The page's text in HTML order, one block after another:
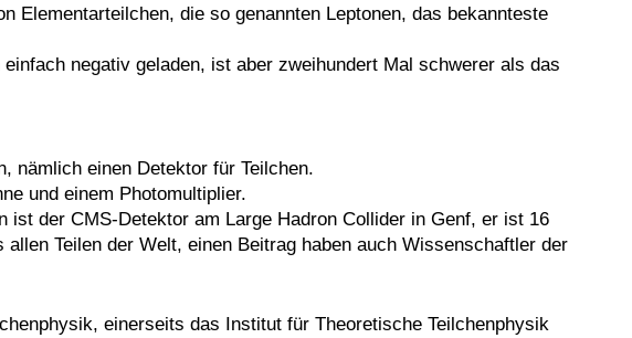
Elementarteilchen, die so genannten Leptonen, das bekannteste
negativ geladen, ist aber zweihundert Mal schwerer als das
nämlich einen Detektor für Teilchen.
und einem Photomultiplier.
der CMS-Detektor am Large Hadron Collider in Genf, er ist 16
Teilen der Welt, einen Beitrag haben auch Wissenschaftler der
einerseits das Institut für Theoretische Teilchenphysik